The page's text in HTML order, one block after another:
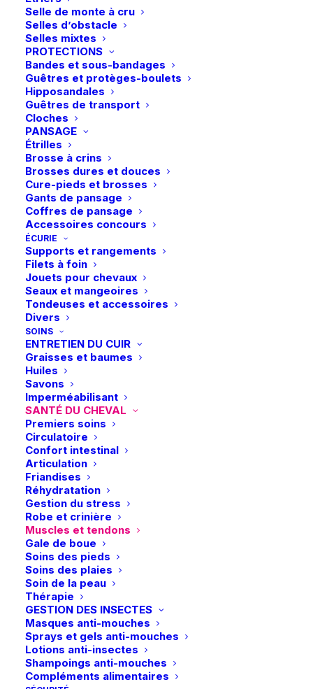
Selle de monte à cru
Selles d’obstacle
Selles mixtes
PROTECTIONS
Bandes et sous-bandages
Guêtres et protèges-boulets
Hipposandales
Guêtres de transport
Cloches
PANSAGE
Étrilles
Brosse à crins
Brosses dures et douces
Cure-pieds et brosses
Gants de pansage
Coffres de pansage
Accessoires concours
ÉCURIE
Supports et rangements
Filets à foin
Jouets pour chevaux
Seaux et mangeoires
Tondeuses et accessoires
Divers
SOINS
ENTRETIEN DU CUIR
Graisses et baumes
Huiles
Savons
Imperméabilisant
SANTÉ DU CHEVAL
Premiers soins
Circulatoire
Confort intestinal
Articulation
Friandises
Réhydratation
Gestion du stress
Robe et crinière
Muscles et tendons
Gale de boue
Soins des pieds
Soins des plaies
Soin de la peau
Thérapie
GESTION DES INSECTES
Masques anti-mouches
Sprays et gels anti-mouches
Lotions anti-insectes
Shampoings anti-mouches
Compléments alimentaires
AJOUTER AU PANIER
QHP | Sac à bottes Collection – Flamingo
Livraison gratuite dès 99€
Paiements sécurisés
Visa – MasterCard – Bancontact
Retours et échanges
sous 14 jours
Retrait en magasin
Gratuit